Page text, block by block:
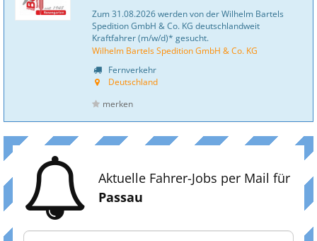
Zum 31.08.2026 werden von der Wilhelm Bartels
Spedition GmbH & Co. KG deutschlandweit
Kraftfahrer (m/w/d)* gesucht.
Wilhelm Bartels Spedition GmbH & Co. KG
Fernverkehr
Deutschland
merken
Aktuelle Fahrer-Jobs per Mail für
Passau